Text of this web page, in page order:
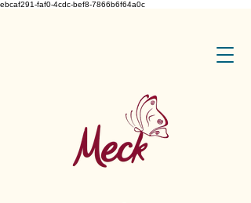
ebcaf291-faf0-4cdc-bef8-7866b6f64a0c